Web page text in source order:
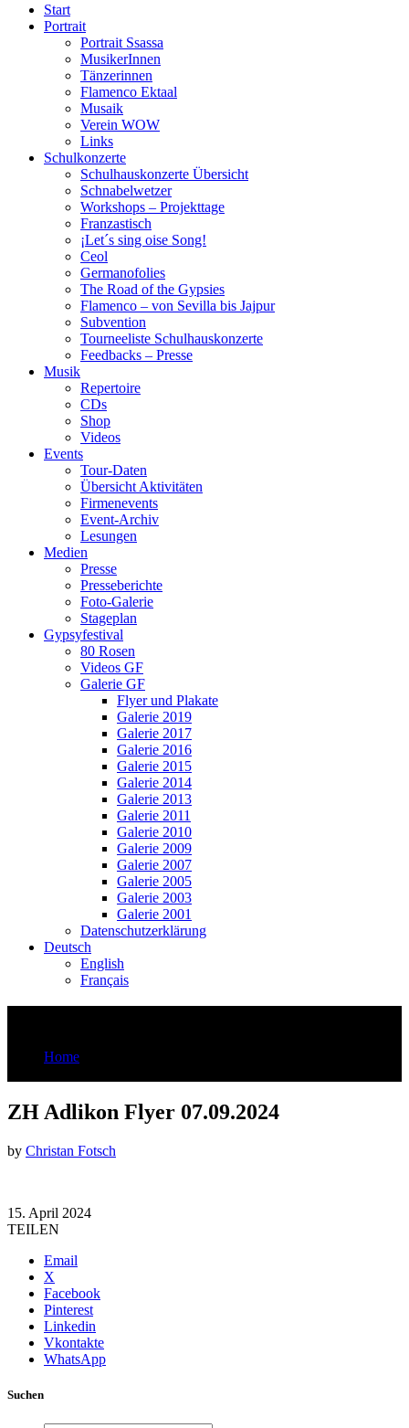
Start
Portrait
Portrait Ssassa
MusikerInnen
Tänzerinnen
Flamenco Ektaal
Musaik
Verein WOW
Links
Schulkonzerte
Schulhauskonzerte Übersicht
Schnabelwetzer
Workshops – Projekttage
Franzastisch
¡Let´s sing oise Song!
Ceol
Germanofolies
The Road of the Gypsies
Flamenco – von Sevilla bis Jajpur
Subvention
Tourneeliste Schulhauskonzerte
Feedbacks – Presse
Musik
Repertoire
CDs
Shop
Videos
Events
Tour-Daten
Übersicht Aktivitäten
Firmenevents
Event-Archiv
Lesungen
Medien
Presse
Presseberichte
Foto-Galerie
Stageplan
Gypsyfestival
80 Rosen
Videos GF
Galerie GF
Flyer und Plakate
Galerie 2019
Galerie 2017
Galerie 2016
Galerie 2015
Galerie 2014
Galerie 2013
Galerie 2011
Galerie 2010
Galerie 2009
Galerie 2007
Galerie 2005
Galerie 2003
Galerie 2001
Datenschutzerklärung
Deutsch
English
Français
Home
ZH Adlikon Flyer 07.09.2024
by Christan Fotsch
15. April 2024
TEILEN
Email
X
Facebook
Pinterest
Linkedin
Vkontakte
WhatsApp
Suchen